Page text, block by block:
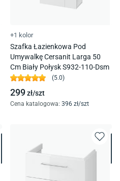
+1 kolor
Szafka Łazienkowa Pod
Umywalkę Cersanit Larga 50
Cm Biały Połysk S932-110-Dsm
(5.0)
299zł/szt
Cena katalogowa: 396 zł/szt